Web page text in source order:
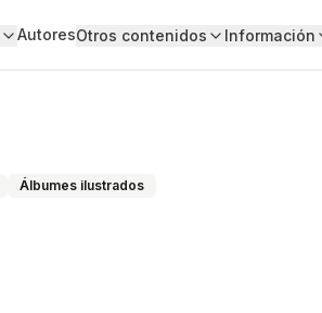
AutoresOtros contenidos Información
Álbumes ilustrados